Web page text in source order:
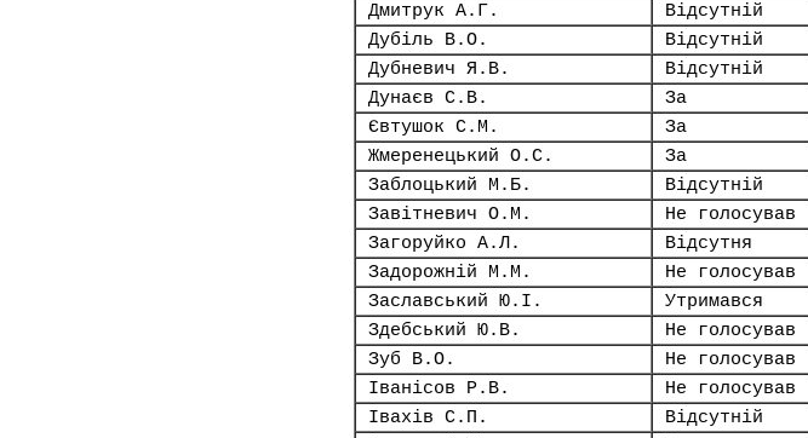
Дмитрук А.Г.
Відсутній
Дубіль В.О.
Відсутній
Дубневич Я.В.
Відсутній
Дунаєв С.В.
За
Євтушок С.М.
За
Жмеренецький О.С.
За
Заблоцький М.Б.
Відсутній
Завітневич О.М.
Не голосував
Загоруйко А.Л.
Відсутня
Задорожній М.М.
Не голосував
Заславський Ю.І.
Утримався
Здебський Ю.В.
Не голосував
Зуб В.О.
Не голосував
Іванісов Р.В.
Не голосував
Івахів С.П.
Відсутній